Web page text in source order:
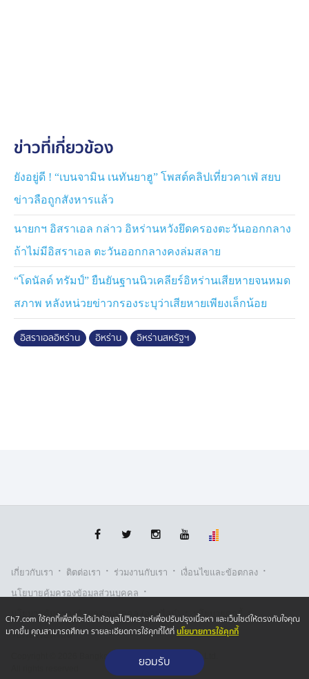
ตราบใดที่อิหร่านยังถูกอิสราเอลและสหรัฐฯ โจมตี อิหร่านก็
การตอบโต้ และจะหันมาพิจารณาแนวทางทางการทูตหลัง
ได้ตอบโต้แล้ว และจะเดินทางไปหารือกับประธานาธิบดี
รัสเซีย วลาดิเมียร์ ปูติน แห่งรัสเซีย
ด้านตัวแทนจากสหรัฐฯ และอิสราเอลอ้างว่า ให้เวลาอิหร่าน
โครงการ ขณะที่ทางเลขาธิการสหประชาชาติจึงร้องขอให้
หลังจากรัฐสภาอิหร่าน มีมติปิดช่องแคบฮอร์มุซ แต่ยังต้อง
รอมติรับรองจากคณะผู้นำสูงสุดอีกครั้งนั้น สหรัฐฯ ได้
ข่าวที่เกี่ยวข้อง
ยังอยู่ดี ! “เบนจามิน เนทันยาฮู” โพสต์คลิปเที่ยวคาเฟ่ สยบ
ข่าวลือถูกสังหารแล้ว
นายกฯ อิสราเอล กล่าว อิหร่านหวังยึดครองตะวันออกกลาง
ถ้าไม่มีอิสราเอล ตะวันออกกลางคงล่มสลาย
“โดนัลด์ ทรัมป์” ยืนยันฐานนิวเคลียร์อิหร่านเสียหายจนหมด
สภาพ หลังหน่วยข่าวกรองระบุว่าเสียหายเพียงเล็กน้อย
อิสราเอลอิหร่าน อิหร่าน อิหร่านสหรัฐฯ
เกี่ยวกับเรา · ติตต่อเรา · ร่วมงานกับเรา · เงื่อนไขและข้อตกลง ·
นโยบายคุ้มครองข้อมูลส่วนบุคคล ·
นโยบายคุ้มครองข้อมูลส่วนบุคคล (ออนไลน์) · นโยบายคุกกี้ ·
รับเรื่องร้องเรียน
Copyright © 2026 Bangkok Broadcasting & T.V. Co.,Ltd.
Ch7.com ใช้คุกกี้เพื่อที่จะได้นำข้อมูลไปวิเคราะห์เพื่อปรับปรุงเนื้อหา และเว็บไซต์ให้ตรงกับใจคุณ
มากขึ้น คุณสามารถศึกษา รายละเอียดการใช้คุกกี้ได้ที่นโยบายการใช้คุกกี้
ยอมรับ